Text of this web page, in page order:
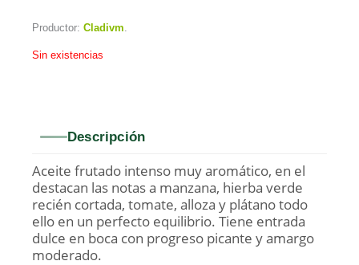
Productor: Cladivm.
Sin existencias
Descripción
Aceite frutado intenso muy aromático, en el
destacan las notas a manzana, hierba verde
recién cortada, tomate, alloza y plátano todo
ello en un perfecto equilibrio. Tiene entrada
dulce en boca con progreso picante y amargo
moderado.